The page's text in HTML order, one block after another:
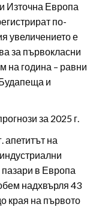
Източна Европа
по-
увеличението е
за първокласни
на година – равни
и
за 2025 г.
апетитът на
в Европа
надхвърля 43
края на първото